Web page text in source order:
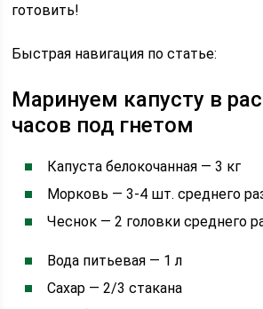
готовить!
Быстрая навигация по статье:
Маринуем капусту в
часов под гнетом
Капуста белокочанная — 3 кг
Морковь — 3-4 шт. среднего
Чеснок — 2 головки среднего
Вода питьевая — 1 л
Сахар — 2/3 стакана